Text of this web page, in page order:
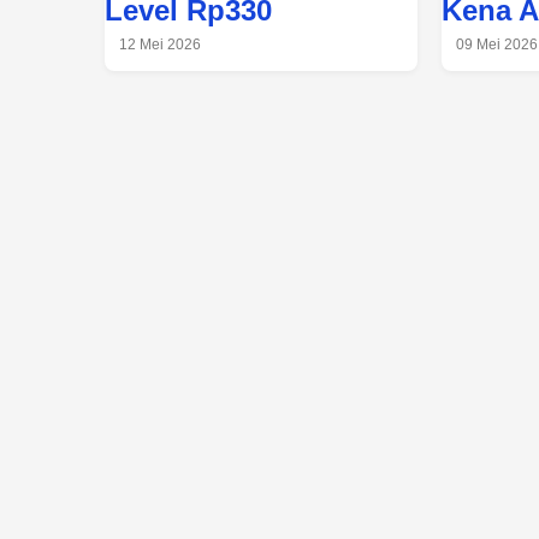
Level Rp330
12 Mei 2026
Kena
09 Mei 2026